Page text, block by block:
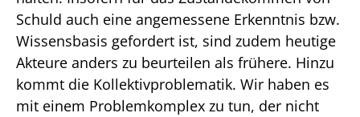
Schuld auch eine angemessene Erkenntnis bzw.
Wissensbasis gefordert ist, sind zudem heutige
Akteure anders zu beurteilen als frühere. Hinzu
kommt die Kollektivproblematik. Wir haben es
mit einem Problemkomplex zu tun, der nicht